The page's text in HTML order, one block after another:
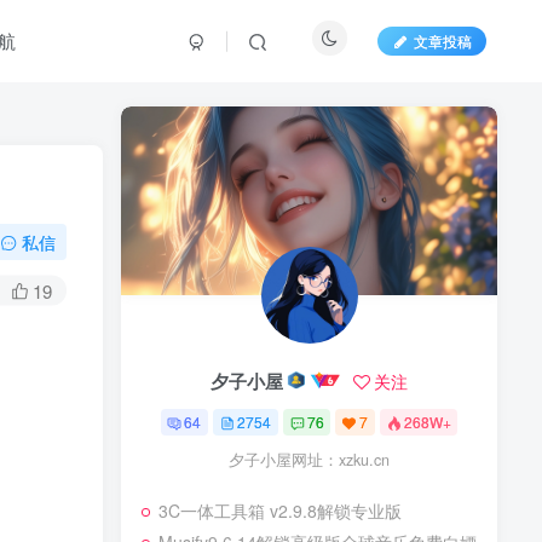
文章投稿
私信
19
夕子小屋 关注
64 2754 76 7 268W+
夕子小屋网址：xzku.cn
3C一体工具箱 v2.9.8解锁专业版